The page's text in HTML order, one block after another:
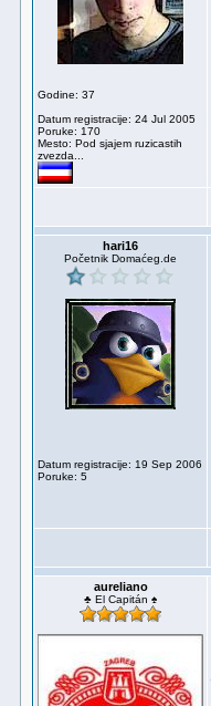
Godine: 37
Datum registracije: 24 Jul 2005
Poruke: 170
Mesto: Pod sjajem ruzicastih
zvezda...
hari16
Početnik Domaćeg.de
Datum registracije: 19 Sep 2006
Poruke: 5
aureliano
♣ El Capitán ♠